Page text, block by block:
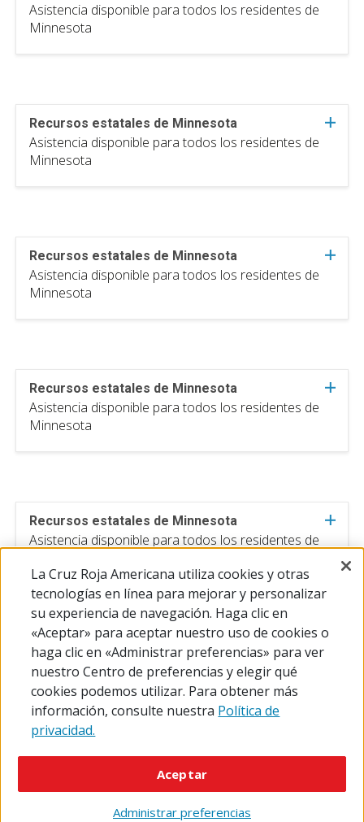
Asistencia disponible para todos los residentes de
Minnesota
Recursos estatales de Minnesota
Asistencia disponible para todos los residentes de
Minnesota
Recursos estatales de Minnesota
Asistencia disponible para todos los residentes de
Minnesota
Recursos estatales de Minnesota
Asistencia disponible para todos los residentes de
Minnesota
Recursos estatales de Minnesota
Asistencia disponible para todos los residentes de
Mobile Apps
La Cruz Roja Americana utiliza cookies y otras
tecnologías en línea para mejorar y personalizar
su experiencia de navegación. Haga clic en
«Aceptar» para aceptar nuestro uso de cookies o
haga clic en «Administrar preferencias» para ver
nuestro Centro de preferencias y elegir qué
cookies podemos utilizar. Para obtener más
información, consulte nuestra Política de
privacidad.
Administrar preferencias
Aceptar